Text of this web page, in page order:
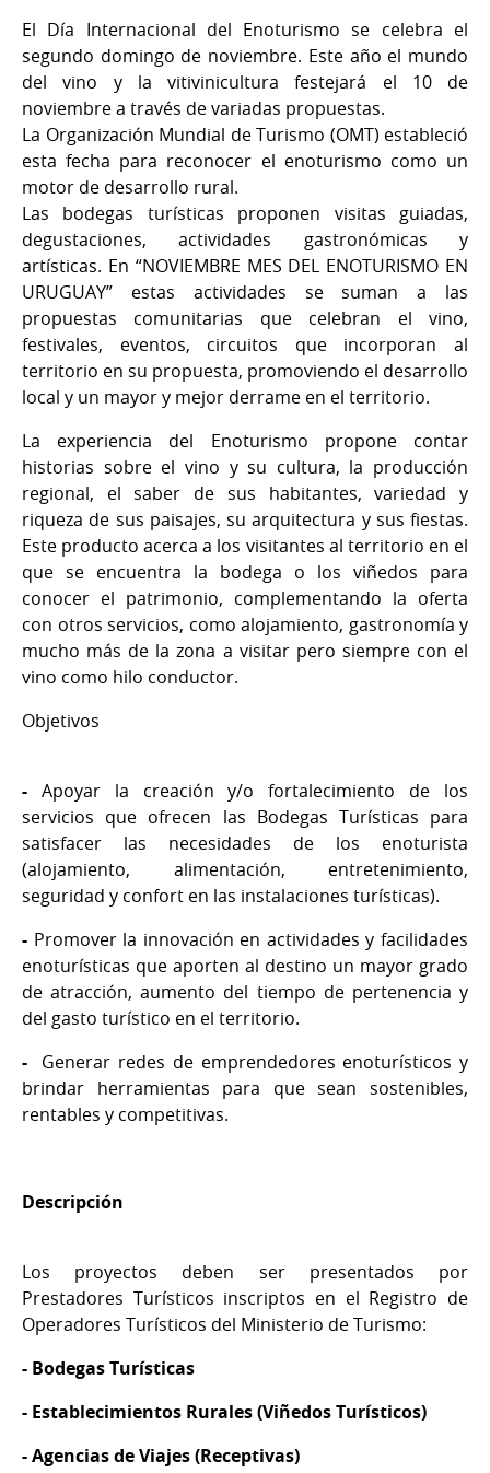
El Día Internacional del Enoturismo se celebra el
segundo domingo de noviembre. Este año el mundo
del vino y la vitivinicultura festejará el 10 de
noviembre a través de variadas propuestas.
La Organización Mundial de Turismo (OMT) estableció
esta fecha para reconocer el enoturismo como un
motor de desarrollo rural.
Las bodegas turísticas proponen visitas guiadas,
degustaciones, actividades gastronómicas y
artísticas. En “NOVIEMBRE MES DEL ENOTURISMO EN
URUGUAY” estas actividades se suman a las
propuestas comunitarias que celebran el vino,
festivales, eventos, circuitos que incorporan al
territorio en su propuesta, promoviendo el desarrollo
local y un mayor y mejor derrame en el territorio.
La experiencia del Enoturismo propone contar
historias sobre el vino y su cultura, la producción
regional, el saber de sus habitantes, variedad y
riqueza de sus paisajes, su arquitectura y sus fiestas.
Este producto acerca a los visitantes al territorio en el
que se encuentra la bodega o los viñedos para
conocer el patrimonio, complementando la oferta
con otros servicios, como alojamiento, gastronomía y
mucho más de la zona a visitar pero siempre con el
vino como hilo conductor.
Objetivos
- Apoyar la creación y/o fortalecimiento de los
servicios que ofrecen las Bodegas Turísticas para
satisfacer las necesidades de los enoturista
(alojamiento, alimentación, entretenimiento,
seguridad y confort en las instalaciones turísticas).
- Promover la innovación en actividades y facilidades
enoturísticas que aporten al destino un mayor grado
de atracción, aumento del tiempo de pertenencia y
del gasto turístico en el territorio.
- Generar redes de emprendedores enoturísticos y
brindar herramientas para que sean sostenibles,
rentables y competitivas.
Descripción
Los proyectos deben ser presentados por
Prestadores Turísticos inscriptos en el Registro de
Operadores Turísticos del Ministerio de Turismo:
- Bodegas Turísticas
- Establecimientos Rurales (Viñedos Turísticos)
- Agencias de Viajes (Receptivas)